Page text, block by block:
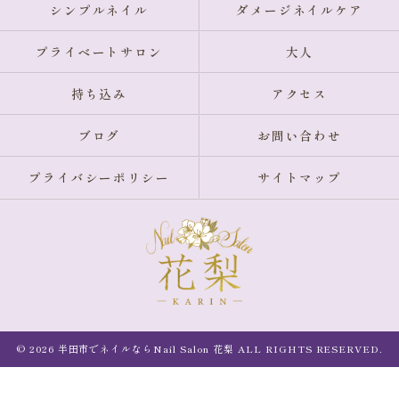
シンプルネイル ダメージネイルケア
プライベートサロン 大人
持ち込み アクセス
ブログ お問い合わせ
プライバシーポリシー サイトマップ
© 2026 半田市でネイルならNail Salon 花梨 ALL RIGHTS RESERVED.